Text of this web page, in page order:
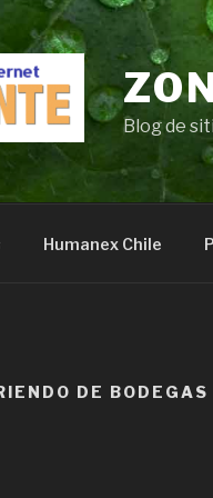
Blog de
Humanex Chile
DE BODEGAS